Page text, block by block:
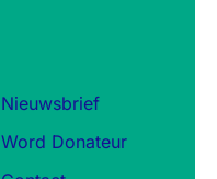
Nieuwsbrief
Word Donateur